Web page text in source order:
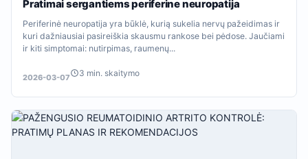
Pratimai sergantiems periferine neuropatija
Periferinė neuropatija yra būklė, kurią sukelia nervų pažeidimas ir
kuri dažniausiai pasireiškia skausmu rankose bei pėdose. Jaučiami
ir kiti simptomai: nutirpimas, raumenų...
2026-03-07 3 min. skaitymo